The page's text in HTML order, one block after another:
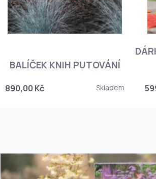
BALÍČEK KNIH PUTOVÁNÍ
890,00 Kč Skladem